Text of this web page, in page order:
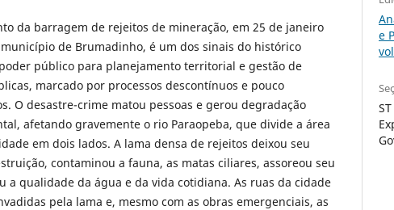
da barragem de rejeitos de mineração, em 25 de janeiro
de Brumadinho, é um dos sinais do histórico
público para planejamento territorial e gestão de
marcado por processos descontínuos e pouco
O desastre-crime matou pessoas e gerou degradação
afetando gravemente o rio Paraopeba, que divide a área
em dois lados. A lama densa de rejeitos deixou seu
contaminou a fauna, as matas ciliares, assoreou seu
a qualidade da água e da vida cotidiana. As ruas da cidade
pela lama e, mesmo com as obras emergenciais, as
e